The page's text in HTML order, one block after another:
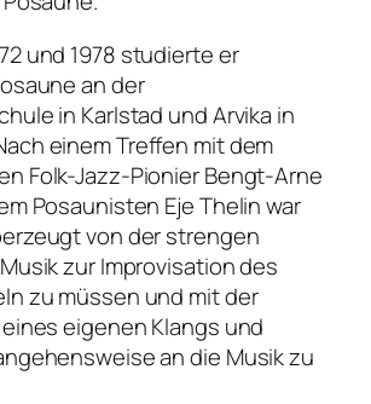
und 1978 studierte er
an der
in Karlstad und Arvika in
einem Treffen mit dem
Folk-Jazz-Pionier Bengt-Arne
Posaunisten Eje Thelin war
von der strengen
zur Improvisation des
zu müssen und mit der
eigenen Klangs und
an die Musik zu